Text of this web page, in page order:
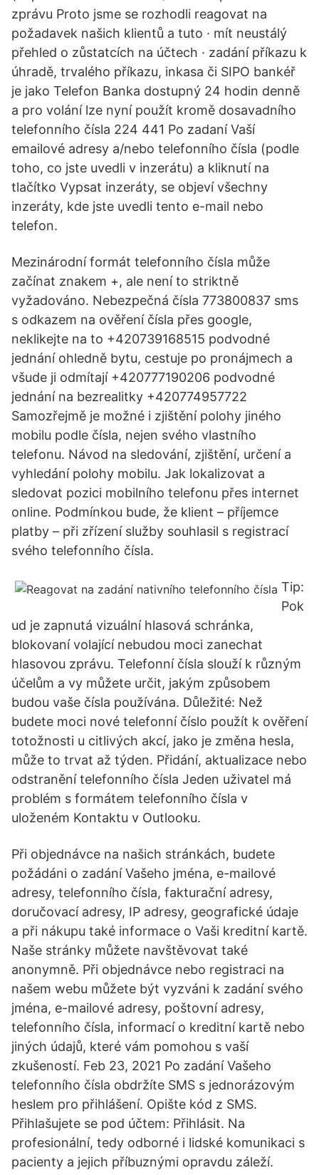
zprávu Proto jsme se rozhodli reagovat na
požadavek našich klientů a tuto · mít neustálý
přehled o zůstatcích na účtech · zadání příkazu k
úhradě, trvalého příkazu, inkasa či SIPO bankéř
je jako Telefon Banka dostupný 24 hodin denně
a pro volání lze nyní použít kromě dosavadního
telefonního čísla 224 441 Po zadaní Vaší
emailové adresy a/nebo telefonního čísla (podle
toho, co jste uvedli v inzerátu) a kliknutí na
tlačítko Vypsat inzeráty, se objeví všechny
inzeráty, kde jste uvedli tento e-mail nebo
telefon.
Mezinárodní formát telefonního čísla může
začínat znakem +, ale není to striktně
vyžadováno. Nebezpečná čísla 773800837 sms
s odkazem na ověření čísla přes google,
neklikejte na to +420739168515 podvodné
jednání ohledně bytu, cestuje po pronájmech a
všude ji odmítají +420777190206 podvodné
jednání na bezrealitky +420774957722
Samozřejmě je možné i zjištění polohy jiného
mobilu podle čísla, nejen svého vlastního
telefonu. Návod na sledování, zjištění, určení a
vyhledání polohy mobilu. Jak lokalizovat a
sledovat pozici mobilního telefonu přes internet
online. Podmínkou bude, že klient – příjemce
platby – při zřízení služby souhlasil s registrací
svého telefonního čísla.
Tip:
Pok
ud je zapnutá vizuální hlasová schránka,
blokovaní volající nebudou moci zanechat
hlasovou zprávu. Telefonní čísla slouží k různým
účelům a vy můžete určit, jakým způsobem
budou vaše čísla používána. Důležité: Než
budete moci nové telefonní číslo použít k ověření
totožnosti u citlivých akcí, jako je změna hesla,
může to trvat až týden. Přidání, aktualizace nebo
odstranění telefonního čísla Jeden uživatel má
problém s formátem telefonního čísla v
uloženém Kontaktu v Outlooku.
Při objednávce na našich stránkách, budete
požádáni o zadání Vašeho jména, e-mailové
adresy, telefonního čísla, fakturační adresy,
doručovací adresy, IP adresy, geografické údaje
a při nákupu také informace o Vaši kreditní kartě.
Naše stránky můžete navštěvovat také
anonymně. Při objednávce nebo registraci na
našem webu můžete být vyzváni k zadání svého
jména, e-mailové adresy, poštovní adresy,
telefonního čísla, informací o kreditní kartě nebo
jiných údajů, které vám pomohou s vaší
zkušeností. Feb 23, 2021 Po zadání Vašeho
telefonního čísla obdržíte SMS s jednorázovým
heslem pro přihlášení. Opište kód z SMS.
Přihlašujete se pod účtem: Přihlásit. Na
profesionální, tedy odborné i lidské komunikaci s
pacienty a jejich příbuznými opravdu záleží.